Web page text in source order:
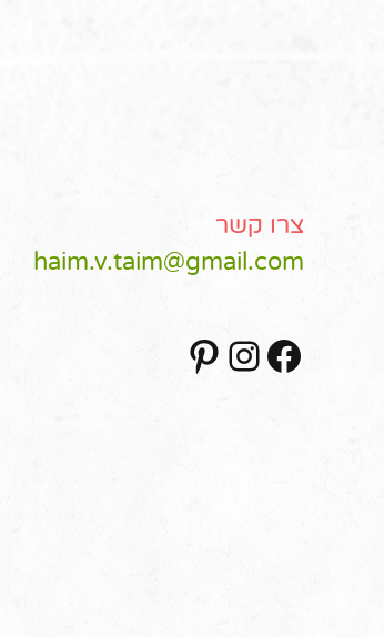
צרו קשר
haim.v.taim@gmail.com
Facebook
Instagram